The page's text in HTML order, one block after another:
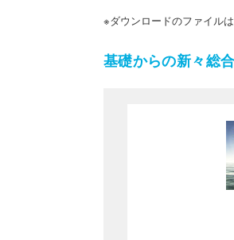
ダウンロードのファイル
基礎からの新々総